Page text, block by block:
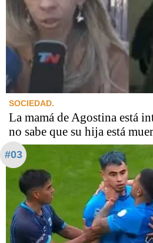
SOCIEDAD.
La mamá de Agostina está
no sabe que su hija está
#03